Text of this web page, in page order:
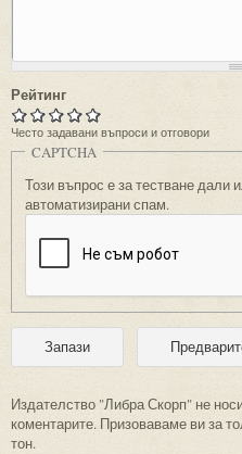
Рейтинг
Често задавани въпроси и отговори
CAPTCHA
Този въпрос е за тестване дали
автоматизирани спам.
Издателство "Либра Скорп" не
коментарите. Призоваваме ви за
тон.